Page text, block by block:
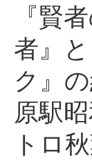
『賢
者』
ク』
原駅
トロ